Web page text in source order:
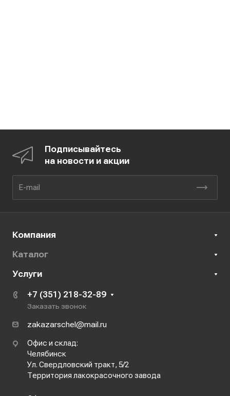
Подписывайтесь
на новости и акции
Компания
Каталог
Услуги
+7 (351) 218-32-89
Заказать звонок
zakazarschel@mail.ru
Офис и склад:
Челябинск
Ул. Свердловский тракт, 5/2
Территория лакокрасочного завода